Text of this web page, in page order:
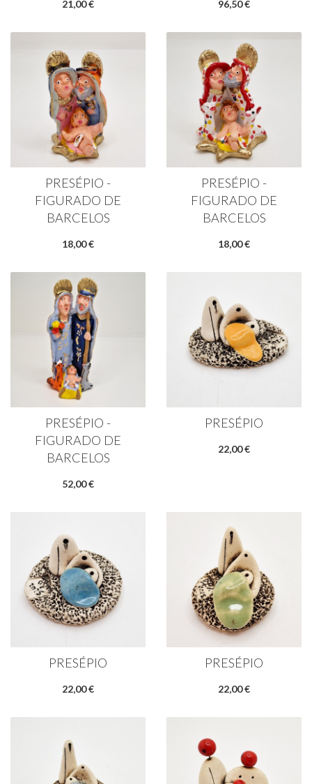
21,00 € 96,50 €
PRESÉPIO -
FIGURADO DE
BARCELOS
18,00 €
PRESÉPIO -
FIGURADO DE
BARCELOS
18,00 €
PRESÉPIO -
FIGURADO DE
BARCELOS
52,00 €
PRESÉPIO
22,00 €
PRESÉPIO
22,00 €
PRESÉPIO
22,00 €